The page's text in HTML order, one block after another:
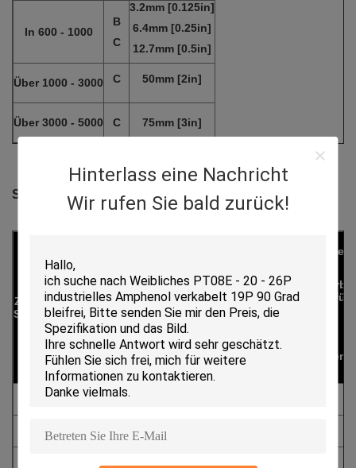
Hinterlass eine Nachricht
Wir rufen Sie bald zurück!
In 600 - 1000
B
C
3.2mm [0.125in]
6.4mm [0.25in]
12.7mm [0.5in]
Über 1000 - 3000 C 50mm [2in]
Über 3000 - 5000 C 75mm [3in]
Strang-Schaden der Tabelle-3 - 1 zulässiger
Zahl von
Strängen
Maximal
zulässige
Stränge rieben,
eingekerbt oder
trennten für
Calss 1, 2
scrapesd kerbte
ein oder trennte
für Klasse 3 für
Drähte das
wirdnicht vorher
konserviert
Installation
Maximal zulässige
gerieben, eingekerbt
oder fürKlasse 3 für
getrennt
Installation
konserviert werden
Kein Schaden über 10% des
6 0